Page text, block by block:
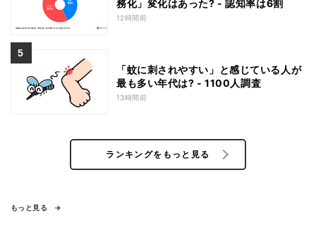
務化」変化はあった? - 認知率は6割
12時間前
「蚊に刺されやすい」と感じている人が
最も多い年代は? - 1100人調査
13時間前
ランキングをもっと見る
もっと見る